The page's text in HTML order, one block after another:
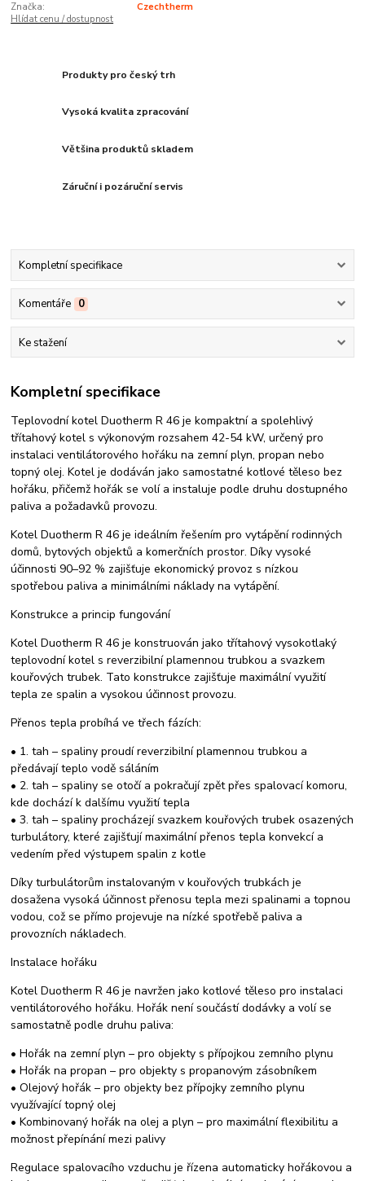
Značka:
Czechtherm
Hlídat cenu / dostupnost
Produkty pro český trh
Vysoká kvalita zpracování
Většina produktů skladem
Záruční i pozáruční servis
Kompletní specifikace
Komentáře 0
Ke stažení
Kompletní specifikace
Teplovodní kotel Duotherm R 46 je kompaktní a spolehlivý
třítahový kotel s výkonovým rozsahem 42-54 kW, určený pro
instalaci ventilátorového hořáku na zemní plyn, propan nebo
topný olej. Kotel je dodáván jako samostatné kotlové těleso bez
hořáku, přičemž hořák se volí a instaluje podle druhu dostupného
paliva a požadavků provozu.
Kotel Duotherm R 46 je ideálním řešením pro vytápění rodinných
domů, bytových objektů a komerčních prostor. Díky vysoké
účinnosti 90–92 % zajišťuje ekonomický provoz s nízkou
spotřebou paliva a minimálními náklady na vytápění.
Konstrukce a princip fungování
Kotel Duotherm R 46 je konstruován jako třítahový vysokotlaký
teplovodní kotel s reverzibilní plamennou trubkou a svazkem
kouřových trubek. Tato konstrukce zajišťuje maximální využití
tepla ze spalin a vysokou účinnost provozu.
Přenos tepla probíhá ve třech fázích:
• 1. tah – spaliny proudí reverzibilní plamennou trubkou a
předávají teplo vodě sáláním
• 2. tah – spaliny se otočí a pokračují zpět přes spalovací komoru,
kde dochází k dalšímu využití tepla
• 3. tah – spaliny procházejí svazkem kouřových trubek osazených
turbulátory, které zajišťují maximální přenos tepla konvekcí a
vedením před výstupem spalin z kotle
Díky turbulátorům instalovaným v kouřových trubkách je
dosažena vysoká účinnost přenosu tepla mezi spalinami a topnou
vodou, což se přímo projevuje na nízké spotřebě paliva a
provozních nákladech.
Instalace hořáku
Kotel Duotherm R 46 je navržen jako kotlové těleso pro instalaci
ventilátorového hořáku. Hořák není součástí dodávky a volí se
samostatně podle druhu paliva:
• Hořák na zemní plyn – pro objekty s přípojkou zemního plynu
• Hořák na propan – pro objekty s propanovým zásobníkem
• Olejový hořák – pro objekty bez přípojky zemního plynu
využívající topný olej
• Kombinovaný hořák na olej a plyn – pro maximální flexibilitu a
možnost přepínání mezi palivy
Regulace spalovacího vzduchu je řízena automaticky hořákovou a